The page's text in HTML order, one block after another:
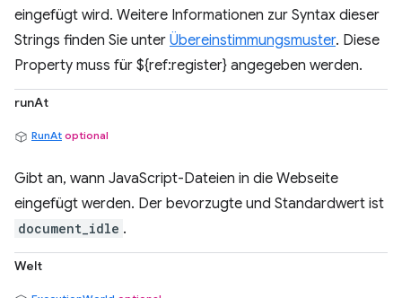
eingefügt wird. Weitere Informationen zur Syntax dieser
Strings finden Sie unter Übereinstimmungsmuster. Diese
Property muss für ${ref:register} angegeben werden.
runAt
RunAt optional
Gibt an, wann JavaScript-Dateien in die Webseite
eingefügt werden. Der bevorzugte und Standardwert ist
document_idle .
Welt